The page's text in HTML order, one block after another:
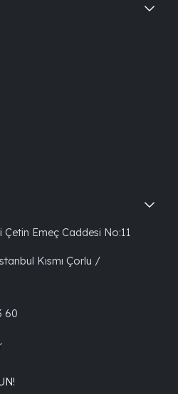
Çetin Emeç Caddesi No:11
Kısmı Çorlu /
60